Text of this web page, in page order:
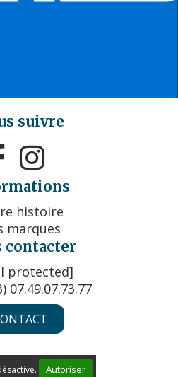
suivre

histoire
marques
contacter
protected]
07.49.07.73.77
Autoriser